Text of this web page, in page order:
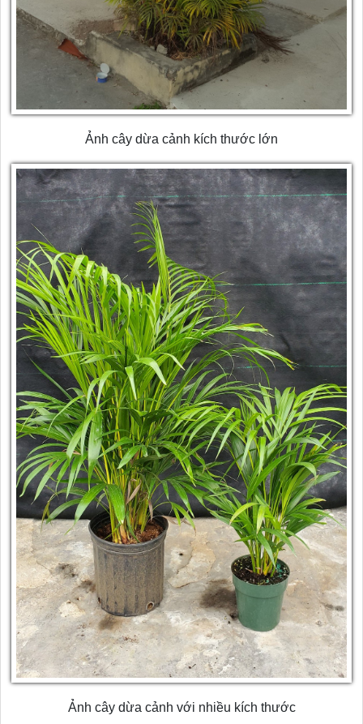
Ảnh cây dừa cảnh kích thước lớn
Ảnh cây dừa cảnh với nhiều kích thước